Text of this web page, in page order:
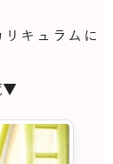
キュラムに
▼